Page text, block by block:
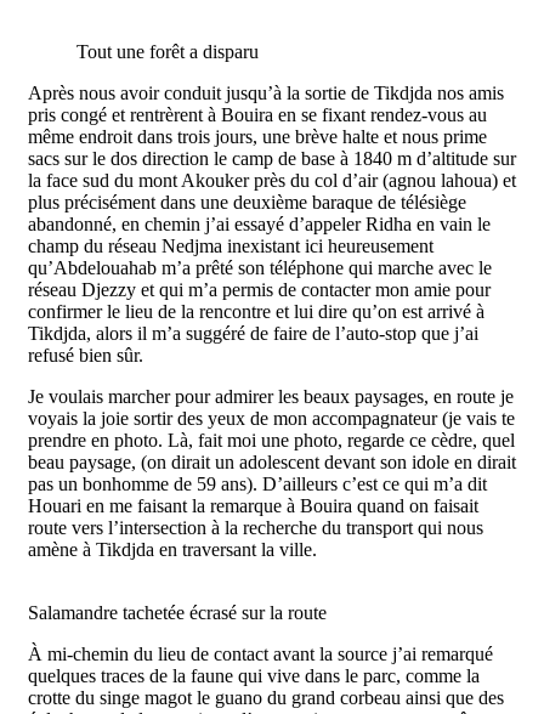
Tout une forêt a disparu
Après nous avoir conduit jusqu’à la sortie de Tikdjda nos amis
pris congé et rentrèrent à Bouira en se fixant rendez-vous au
même endroit dans trois jours, une brève halte et nous prime
sacs sur le dos direction le camp de base à 1840 m d’altitude sur
la face sud du mont Akouker près du col d’air (agnou lahoua) et
plus précisément dans une deuxième baraque de télésiège
abandonné, en chemin j’ai essayé d’appeler Ridha en vain le
champ du réseau Nedjma inexistant ici heureusement
qu’Abdelouahab m’a prêté son téléphone qui marche avec le
réseau Djezzy et qui m’a permis de contacter mon amie pour
confirmer le lieu de la rencontre et lui dire qu’on est arrivé à
Tikdjda, alors il m’a suggéré de faire de l’auto-stop que j’ai
refusé bien sûr.
Je voulais marcher pour admirer les beaux paysages, en route je
voyais la joie sortir des yeux de mon accompagnateur (je vais te
prendre en photo. Là, fait moi une photo, regarde ce cèdre, quel
beau paysage, (on dirait un adolescent devant son idole en dirait
pas un bonhomme de 59 ans). D’ailleurs c’est ce qui m’a dit
Houari en me faisant la remarque à Bouira quand on faisait
route vers l’intersection à la recherche du transport qui nous
amène à Tikdjda en traversant la ville.
Salamandre tachetée écrasé sur la route
À mi-chemin du lieu de contact avant la source j’ai remarqué
quelques traces de la faune qui vive dans le parc, comme la
crotte du singe magot le guano du grand corbeau ainsi que des